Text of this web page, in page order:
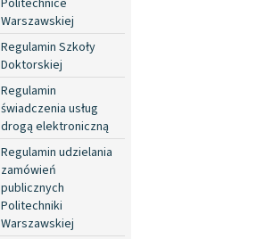
Warszawskiej
Regulamin Szkoły
Doktorskiej
Regulamin
świadczenia usług
drogą elektroniczną
Regulamin udzielania
zamówień
publicznych
Politechniki
Warszawskiej